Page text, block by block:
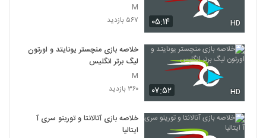
۰۵:۱۴ HD
M
۵۶۷ بازدید
۰۷:۵۲ HD
خلاصه بازی منچستر یونایتد و اورتون
لیگ برتر انگلیس
M
۳۶۰ بازدید
خلاصه بازی آتالانتا و تورینو سری آ
ایتالیا